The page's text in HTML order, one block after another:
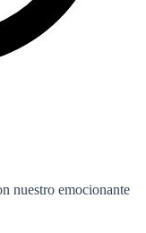
nuestro emocionante